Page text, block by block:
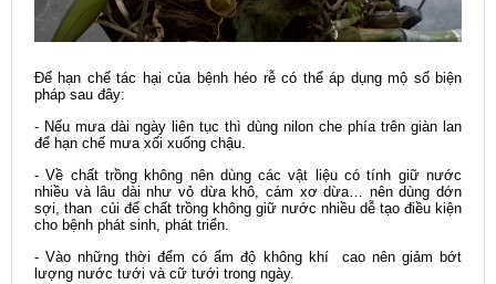
Để hạn chế tác hại của bệnh héo rễ có thể áp dụng mộ số biện
pháp sau đây:
- Nếu mưa dài ngày liên tục thì dùng nilon che phía trên giàn lan
để hạn chế mưa xối xuống chậu.
- Về chất trồng không nên dùng các vật liệu có tính giữ nước
nhiều và lâu dài như vỏ dừa khô, cám xơ dừa… nên dùng dớn
sợi, than củi để chất trồng không giữ nước nhiều dễ tạo điều kiện
cho bệnh phát sinh, phát triển.
- Vào những thời đểm có ẩm độ không khí cao nên giảm bớt
lượng nước tưới và cữ tưới trong ngày.